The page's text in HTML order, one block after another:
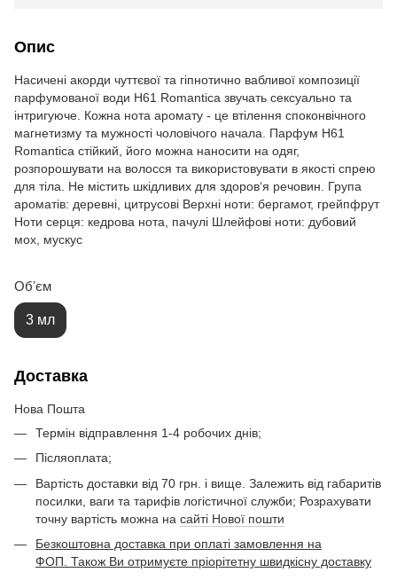
Опис
Насичені акорди чуттєвої та гіпнотично вабливої композиції
парфумованої води H61 Romantica звучать сексуально та
інтригуюче. Кожна нота аромату - це втілення споконвічного
магнетизму та мужності чоловічого начала. Парфум H61
Romantica стійкий, його можна наносити на одяг,
розпорошувати на волосся та використовувати в якості спрею
для тіла. Не містить шкідливих для здоров‘я речовин. Група
ароматів: деревні, цитрусові Верхні ноти: бергамот, грейпфрут
Ноти серця: кедрова нота, пачулі Шлейфові ноти: дубовий
мох, мускус
Обʼєм
3 мл
Доставка
Нова Пошта
Термін відправлення 1-4 робочих днів;
Післяоплата;
Вартість доставки від 70 грн. і вище. Залежить від габаритів
посилки, ваги та тарифів логістичної служби; Розрахувати
точну вартість можна на сайті Нової пошти
Безкоштовна доставка при оплаті замовлення на
ФОП. Також Ви отримуєте пріорітетну швидкісну доставку